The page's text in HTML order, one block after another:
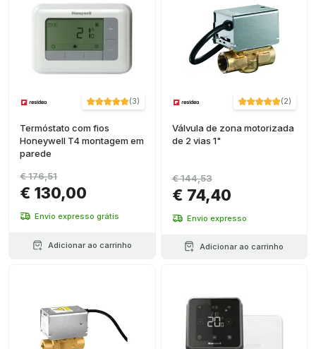
(3)
Termóstato com fios
Honeywell T4 montagem em
parede
€ 130,00
€ 176,51
Envio expresso grátis
Adicionar ao carrinho
(2)
Válvula de zona motorizada
de 2 vias 1"
€ 74,40
€ 144,53
Envio expresso
Adicionar ao carrinho